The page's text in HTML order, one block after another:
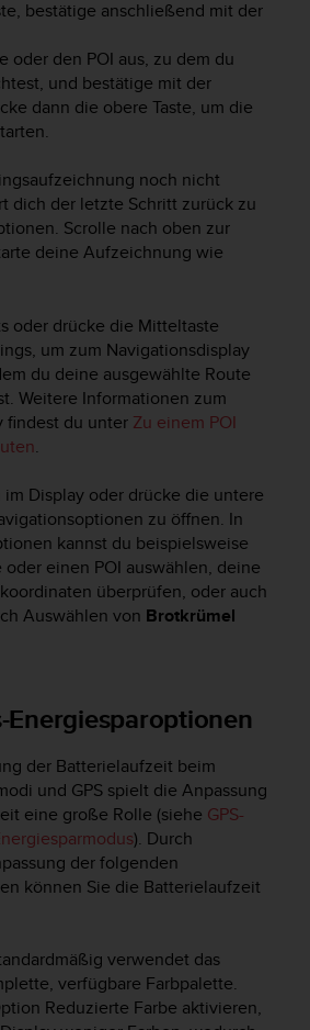
bestätige anschließend mit der
oder den POI aus, zu dem du
und bestätige mit der
dann die obere Taste, um die
noch nicht
dich der letzte Schritt zurück zu
Scrolle nach oben zur
deine Aufzeichnung wie
oder drücke die Mitteltaste
um zum Navigationsdisplay
du deine ausgewählte Route
Weitere Informationen zum
findest du unter Zu einem POI
.
Display oder drücke die untere
zu öffnen. In
kannst du beispielsweise
einen POI auswählen, deine
überprüfen, oder auch
Auswählen von Brotkrümel
der Batterielaufzeit beim
und GPS spielt die Anpassung
eine große Rolle (siehe GPS-
). Durch
der folgenden
können Sie die Batterielaufzeit
verwendet das
verfügbare Farbpalette.
Reduzierte Farbe aktivieren,